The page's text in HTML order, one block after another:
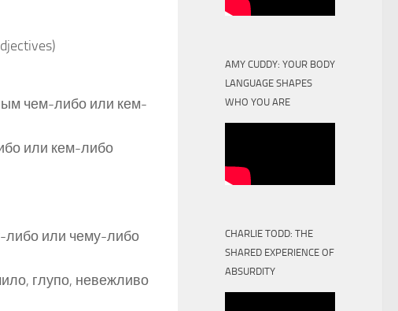
чем-либо или кем-
или кем-либо
либо или чему-либо
глупо, невежливо
AMY CUDDY: YOUR BODY
LANGUAGE SHAPES
WHO YOU ARE
CHARLIE TODD: THE
SHARED EXPERIENCE OF
ABSURDITY